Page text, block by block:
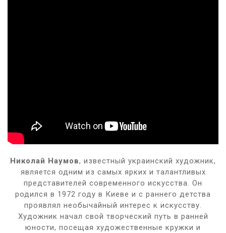
Николай Наумов, известный украинский художник,
является одним из самых ярких и талантливых
представителей современного искусства. Он
родился в 1972 году в Киеве и с раннего детства
проявлял необычайный интерес к искусству.
Художник начал свой творческий путь в ранней
юности, посещая художественные кружки и